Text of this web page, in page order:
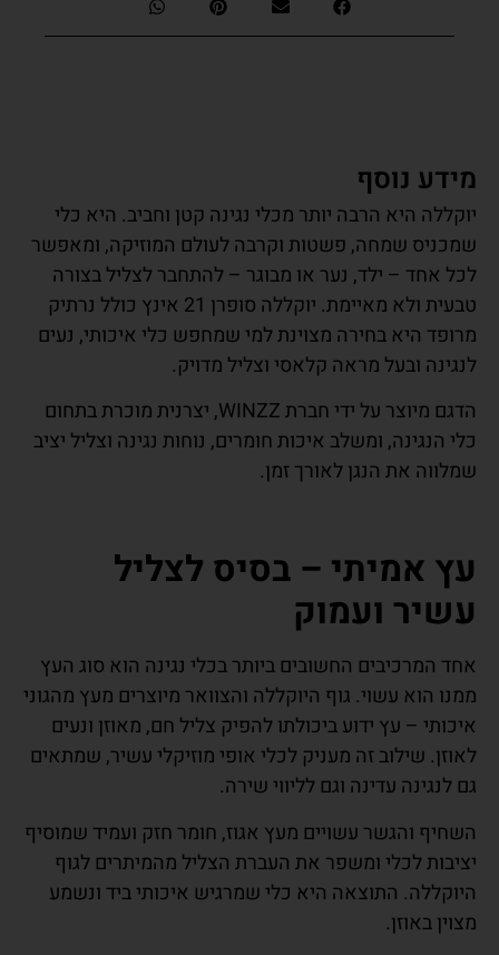
מידע נוסף
יוקללה היא הרבה יותר מכלי נגינה קטן וחביב. היא כלי
שמכניס שמחה, פשטות וקרבה לעולם המוזיקה, ומאפשר
לכל אחד – ילד, נער או מבוגר – להתחבר לצליל בצורה
טבעית ולא מאיימת. יוקללה סופרן 21 אינץ כולל נרתיק
מרופד היא בחירה מצוינת למי שמחפש כלי איכותי, נעים
לנגינה ובעל מראה קלאסי וצליל מדויק.
הדגם מיוצר על ידי חברת WINZZ, יצרנית מוכרת בתחום
כלי הנגינה, ומשלב איכות חומרים, נוחות נגינה וצליל יציב
שמלווה את הנגן לאורך זמן.
עץ אמיתי – בסיס לצליל
עשיר ועמוק
אחד המרכיבים החשובים ביותר בכלי נגינה הוא סוג העץ
ממנו הוא עשוי. גוף היוקללה והצוואר מיוצרים מעץ מהגוני
איכותי – עץ ידוע ביכולתו להפיק צליל חם, מאוזן ונעים
לאוזן. שילוב זה מעניק לכלי אופי מוזיקלי עשיר, שמתאים
גם לנגינה עדינה וגם לליווי שירה.
השחיף והגשר עשויים מעץ אגוז, חומר חזק ועמיד שמוסיף
יציבות לכלי ומשפר את העברת הצליל מהמיתרים לגוף
היוקללה. התוצאה היא כלי שמרגיש איכותי ביד ונשמע
מצוין באוזן.